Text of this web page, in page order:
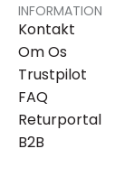
INFORMATION
Kontakt
Om Os
Trustpilot
FAQ
Returportal
B2B